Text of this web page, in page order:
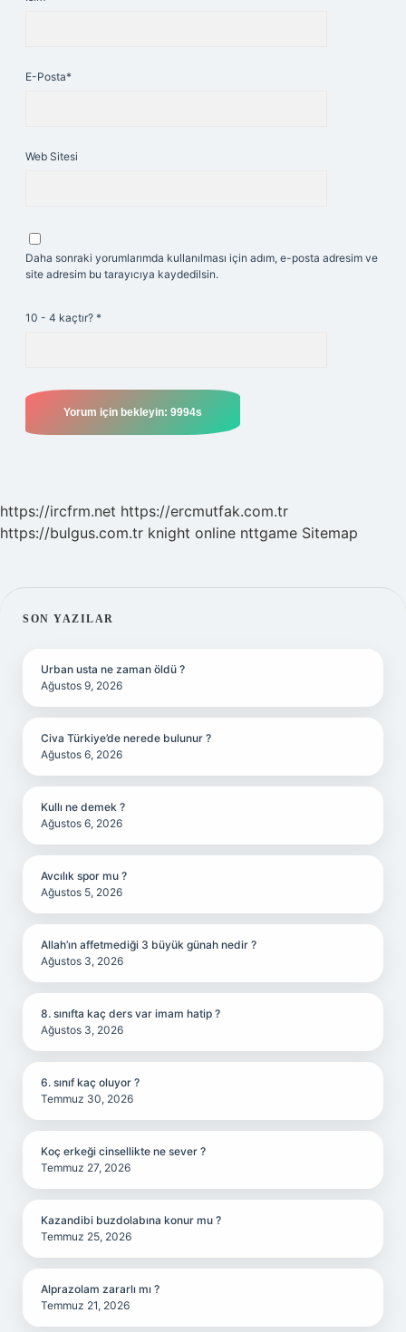
E-Posta*
Web Sitesi
Daha sonraki yorumlarımda kullanılması için adım, e-posta adresim ve
site adresim bu tarayıcıya kaydedilsin.
10 - 4 kaçtır? *
https://ircfrm.net https://ercmutfak.com.tr
https://bulgus.com.tr knight online nttgame Sitemap
SIDEBAR
SON YAZILAR
Urban usta ne zaman öldü ?
Ağustos 9, 2026
Civa Türkiye’de nerede bulunur ?
Ağustos 6, 2026
Kullı ne demek ?
Ağustos 6, 2026
Avcılık spor mu ?
Ağustos 5, 2026
Allah’ın affetmediği 3 büyük günah nedir ?
Ağustos 3, 2026
8. sınıfta kaç ders var imam hatip ?
Ağustos 3, 2026
6. sınıf kaç oluyor ?
Temmuz 30, 2026
Koç erkeği cinsellikte ne sever ?
Temmuz 27, 2026
Kazandibi buzdolabına konur mu ?
Temmuz 25, 2026
Alprazolam zararlı mı ?
Temmuz 21, 2026